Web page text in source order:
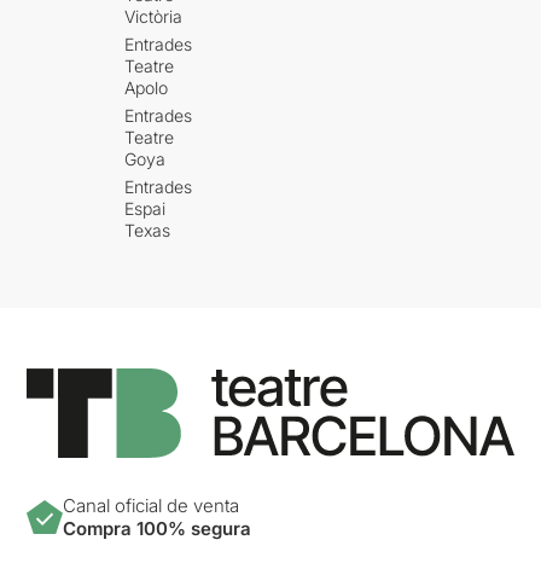
Victòria
Entrades
Teatre
Apolo
Entrades
Teatre
Goya
Entrades
Espai
Texas
Canal oficial de venta
Compra 100% segura